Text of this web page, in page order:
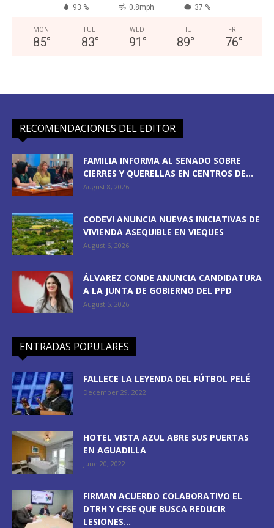
93 % 0.8mph 37 %
MON
85°
TUE
83°
WED
91 °
THU
89°
FRI
76°
RECOMENDACIONES DEL EDITOR
FAMILIA INFORMA AL SENADO SOBRE
CIERRES Y QUERELLAS EN CENTROS DE...
August 8, 2026
CODEVI ANUNCIA NUEVAS INICIATIVAS DE
VIVIENDA ASEQUIBLE EN VIEQUES
August 6, 2026
ÁLVAREZ CONDE ANUNCIA CANDIDATURA
A LA JUNTA DE GOBIERNO DEL PPD
August 5, 2026
ENTRADAS POPULARES
FALLECE LA LEYENDA DEL FÚTBOL PELÉ
December 29, 2022
HOTEL VISTA AZUL ABRE SUS PUERTAS
EN AGUADILLA
June 20, 2022
FIRMAN ACUERDO COLABORATIVO EL
DTRH Y CFSE QUE BUSCA REDUCIR
LESIONES...